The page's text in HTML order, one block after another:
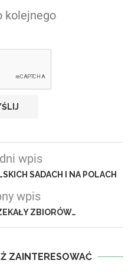
kolejnego
wpis
SADACH I NA POLACH
wpis
ZBIORÓW…
ZAINTERESOWAĆ